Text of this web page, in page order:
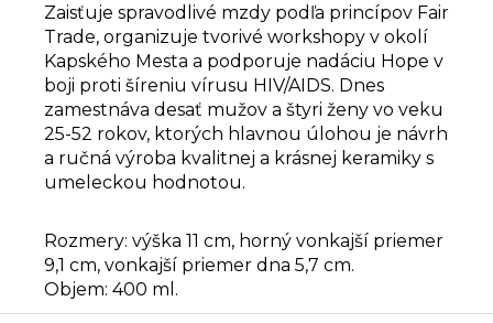
Zaisťuje spravodlivé mzdy podľa princípov Fair
Trade, organizuje tvorivé workshopy v okolí
Kapského Mesta a podporuje nadáciu Hope v
boji proti šíreniu vírusu HIV/AIDS. Dnes
zamestnáva desať mužov a štyri ženy vo veku
25-52 rokov, ktorých hlavnou úlohou je návrh
a ručná výroba kvalitnej a krásnej keramiky s
umeleckou hodnotou.
Rozmery: výška 11 cm, horný vonkajší priemer
9,1 cm, vonkajší priemer dna 5,7 cm.
Objem: 400 ml.